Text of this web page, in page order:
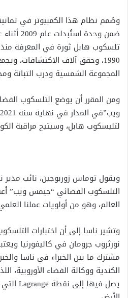
ضمن وحدة
تلسكوب هابل ثورة في المعرفة
1990، وحقق آلاف الاكتشافات،
المجموعة الشمسية ودرب التبانة
ومن المقرر أن يوضع التلسكوب
لتليسكوب هابل، وسيتيح مراقبة
ويقول توماس زوربوجين، نائب مدير
التلسكوب الفضائي “جيمس ويب”
العالم، وهو من أولويات عملنا
وتشير ناسا إلى أن اختبارات
نورثروب جرومان في كاليفورنيا
مشترك ما بين الخبراء في ناسا
الكندية ووكالة الفضاء